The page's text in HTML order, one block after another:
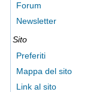
Forum
Newsletter
Sito
Preferiti
Mappa del sito
Link al sito